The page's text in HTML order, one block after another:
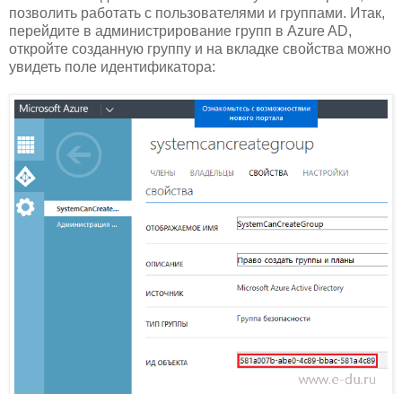
позволить работать с пользователями и группами. Итак,
перейдите в администрирование групп в Azure AD,
откройте созданную группу и на вкладке свойства можно
увидеть поле идентификатора: